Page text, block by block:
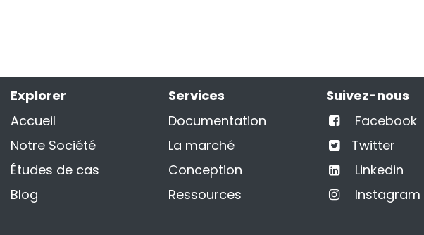
Explorer
Accueil
Notre Société
Études de cas
Blog
Services
Documentation
La marché
Conception
Ressources
Suivez-nous
Facebook
Twitter
Linkedin
Instagram